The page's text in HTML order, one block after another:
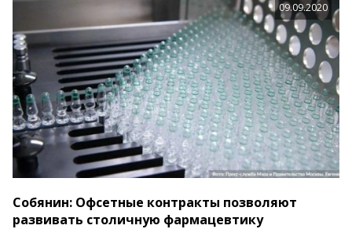
09.09.2020
Собянин: Офсетные контракты позволяют
развивать столичную фармацевтику